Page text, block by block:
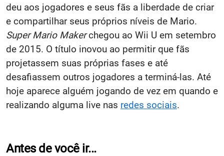
deu aos jogadores e seus fãs a liberdade de criar
e compartilhar seus próprios níveis de Mario.
Super Mario Makerchegou ao Wii U em setembro
de 2015. O título inovou ao permitir que fãs
projetassem suas próprias fases e até
desafiassem outros jogadores a terminá-las. Até
hoje aparece alguém jogando de vez em quando e
realizando alguma live nas redes sociais.
Antes de você ir...